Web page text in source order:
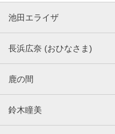
池田エライザ
長浜広奈 (おひなさま)
鹿の間
鈴木瞳美